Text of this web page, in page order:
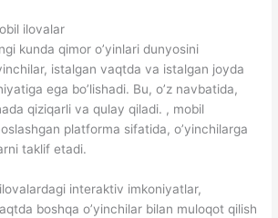
ilovalar
kunda qimor o’yinlari dunyosini
istalgan vaqtda va istalgan joyda
ega bo’lishadi. Bu, o’z navbatida,
qiziqarli va qulay qiladi. , mobil
platforma sifatida, o’yinchilarga
taklif etadi.
interaktiv imkoniyatlar,
boshqa o’yinchilar bilan muloqot qilish